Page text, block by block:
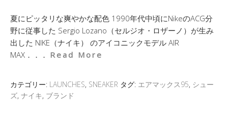
夏にピッタリな爽やかな配色 1990年代中頃にNikeのACG分
野に従事した Sergio Lozano（セルジオ・ロザーノ）が生み
出した NIKE（ナイキ） のアイコニックモデル AIR
MAX．．． Read More
カテゴリー: LAUNCHES, SNEAKER タグ: エアマックス95, シュー
ズ, ナイキ, ブランド